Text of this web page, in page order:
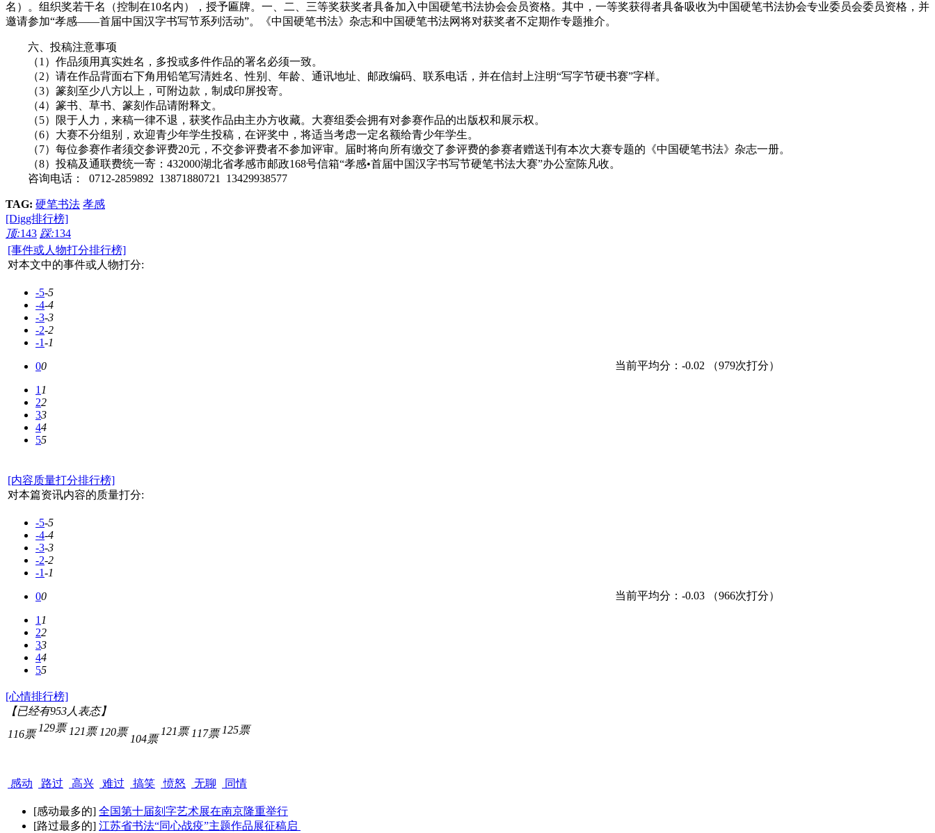
名）。组织奖若干名（控制在10名内），授予匾牌。一、二、三等奖获奖者具备加入中国硬笔书法协会会员资格。其中，一等奖获得者具备吸收为中国硬笔书法协会专业委员会委员资格，并
邀请参加“孝感——首届中国汉字书写节系列活动”。《中国硬笔书法》杂志和中国硬笔书法网将对获奖者不定期作专题推介。
六、投稿注意事项
（1）作品须用真实姓名，多投或多件作品的署名必须一致。
（2）请在作品背面右下角用铅笔写清姓名、性别、年龄、通讯地址、邮政编码、联系电话，并在信封上注明“写字节硬书赛”字样。
（3）篆刻至少八方以上，可附边款，制成印屏投寄。
（4）篆书、草书、篆刻作品请附释文。
（5）限于人力，来稿一律不退，获奖作品由主办方收藏。大赛组委会拥有对参赛作品的出版权和展示权。
（6）大赛不分组别，欢迎青少年学生投稿，在评奖中，将适当考虑一定名额给青少年学生。
（7）每位参赛作者须交参评费20元，不交参评费者不参加评审。届时将向所有缴交了参评费的参赛者赠送刊有本次大赛专题的《中国硬笔书法》杂志一册。
（8）投稿及通联费统一寄：432000湖北省孝感市邮政168号信箱“孝感•首届中国汉字书写节硬笔书法大赛”办公室陈凡收。
咨询电话： 0712-2859892 13871880721 13429938577
TAG: 硬笔书法 孝感
[Digg排行榜]
顶:143 踩:134
[事件或人物打分排行榜]
对本文中的事件或人物打分:
-5-5
-4-4
-3-3
-2-2
-1-1
00
11
22
33
44
55
当前平均分： -0.02 （979次打分）
[内容质量打分排行榜]
对本篇资讯内容的质量打分:
-5-5
-4-4
-3-3
-2-2
-1-1
00
11
22
33
44
55
当前平均分： -0.03 （966次打分）
[心情排行榜]
【已经有953人表态】
116票
感动
129票
路过
121票
高兴
120票
难过
104票
搞笑
121票
愤怒
117票
无聊
125票
同情
[感动最多的] 全国第十届刻字艺术展在南京隆重举行
[路过最多的] 江苏省书法“同心战疫”主题作品展征稿启